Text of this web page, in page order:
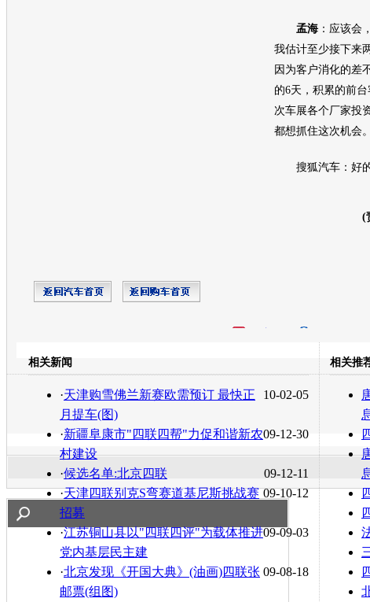
孟海 ：应该会
我估计至少接下来
因为客户消化的差
的6天，积累的前
次车展各个厂家投
都想抓住这次机会。
搜狐汽车：好
(
转发至：
相关新闻
10-02-05
·天津购雪佛兰新赛欧需预订 最快正
月提车(图)
09-12-30
·新疆阜康市"四联四帮"力促和谐新农
村建设
09-12-11
·候选名单:北京四联
09-10-12
·天津四联别克S弯赛道基尼斯挑战赛
招募
09-09-03
·江苏铜山县以"四联四评"为载体推进
党内基层民主建
09-08-18
·北京发现《开国大典》(油画)四联张
邮票(组图)
相关推